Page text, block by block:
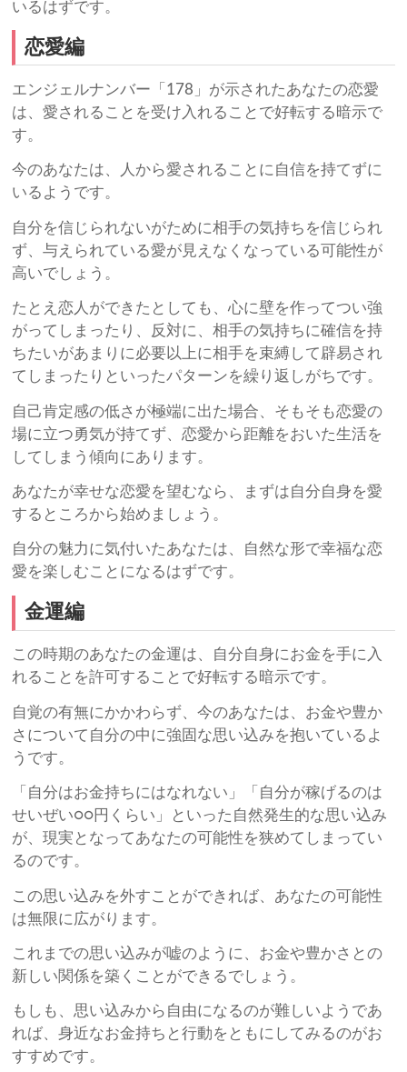
いるはずです。
恋愛編
エンジェルナンバー「178」が示されたあなたの恋愛
は、愛されることを受け入れることで好転する暗示で
す。
今のあなたは、人から愛されることに自信を持てずに
いるようです。
自分を信じられないがために相手の気持ちを信じられ
ず、与えられている愛が見えなくなっている可能性が
高いでしょう。
たとえ恋人ができたとしても、心に壁を作ってつい強
がってしまったり、反対に、相手の気持ちに確信を持
ちたいがあまりに必要以上に相手を束縛して辟易され
てしまったりといったパターンを繰り返しがちです。
自己肯定感の低さが極端に出た場合、そもそも恋愛の
場に立つ勇気が持てず、恋愛から距離をおいた生活を
してしまう傾向にあります。
あなたが幸せな恋愛を望むなら、まずは自分自身を愛
するところから始めましょう。
自分の魅力に気付いたあなたは、自然な形で幸福な恋
愛を楽しむことになるはずです。
金運編
この時期のあなたの金運は、自分自身にお金を手に入
れることを許可することで好転する暗示です。
自覚の有無にかかわらず、今のあなたは、お金や豊か
さについて自分の中に強固な思い込みを抱いているよ
うです。
「自分はお金持ちにはなれない」「自分が稼げるのは
せいぜい○○円くらい」といった自然発生的な思い込み
が、現実となってあなたの可能性を狭めてしまってい
るのです。
この思い込みを外すことができれば、あなたの可能性
は無限に広がります。
これまでの思い込みが嘘のように、お金や豊かさとの
新しい関係を築くことができるでしょう。
もしも、思い込みから自由になるのが難しいようであ
れば、身近なお金持ちと行動をともにしてみるのがお
すすめです。